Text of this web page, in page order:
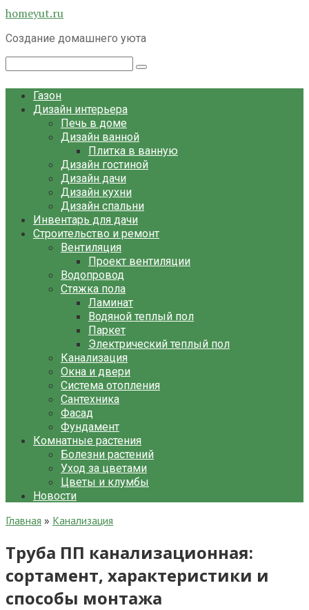
Перейти
контенту
homeyut.ru
Создание домашнего уюта
Газон
Дизайн интерьера
Печь в доме
Дизайн ванной
Плитка в ванную
Дизайн гостиной
Дизайн дачи
Дизайн кухни
Дизайн спальни
Инвентарь для дачи
Строительство и ремонт
Вентиляция
Проект вентиляции
Водопровод
Стяжка пола
Ламинат
Водяной теплый пол
Паркет
Электрический теплый пол
Канализация
Окна и двери
Система отопления
Сантехника
Фасад
Фундамент
Комнатные растения
Болезни растений
Уход за цветами
Цветы и клумбы
Новости
Главная » Канализация
Труба ПП канализационная:
сортамент, характеристики и
способы монтажа